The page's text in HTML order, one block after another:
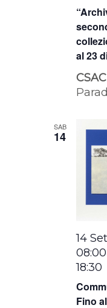
al 23
SAB
14
Fino
14
08:00
18:30